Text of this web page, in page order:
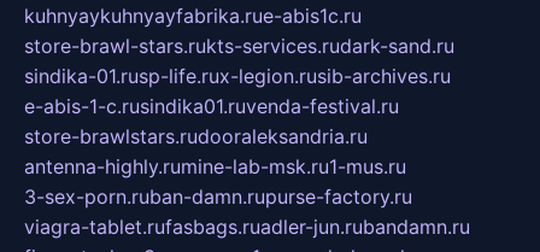
kuhnyaykuhnyayfabrika.rue-abis1c.ru
store-brawl-stars.rukts-services.rudark-sand.ru
sindika-01.rusp-life.rux-legion.rusib-archives.ru
e-abis-1-c.rusindika01.ruvenda-festival.ru
store-brawlstars.rudooraleksandria.ru
antenna-highly.rumine-lab-msk.ru1-mus.ru
3-sex-porn.ruban-damn.rupurse-factory.ru
viagra-tablet.rufasbags.ruadler-jun.rubandamn.ru